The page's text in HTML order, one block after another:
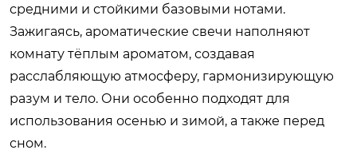
средними и стойкими базовыми нотами.
Зажигаясь, ароматические свечи наполняют
комнату тёплым ароматом, создавая
расслабляющую атмосферу, гармонизирующую
разум и тело. Они особенно подходят для
использования осенью и зимой, а также перед
сном.